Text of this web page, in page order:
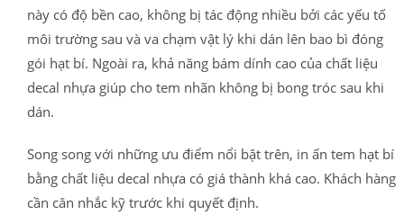
này có độ bền cao, không bị tác động nhiều bởi các yếu tố
môi trường sau và va chạm vật lý khi dán lên bao bì đóng
gói hạt bí. Ngoài ra, khả năng bám dính cao của chất liệu
decal nhựa giúp cho tem nhãn không bị bong tróc sau khi
dán.
Song song với những ưu điểm nổi bật trên, in ấn tem hạt bí
bằng chất liệu decal nhựa có giá thành khá cao. Khách hàng
cần cân nhắc kỹ trước khi quyết định.